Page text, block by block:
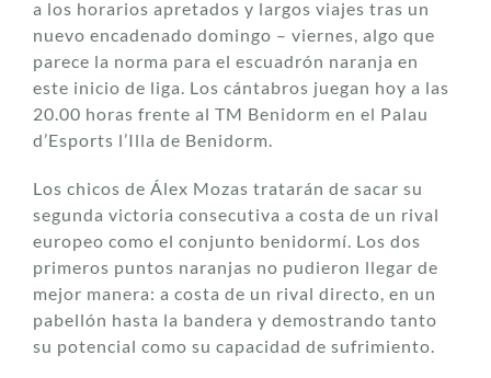
a los horarios apretados y largos viajes tras un
nuevo encadenado domingo – viernes, algo que
parece la norma para el escuadrón naranja en
este inicio de liga. Los cántabros juegan hoy a las
20.00 horas frente al TM Benidorm en el Palau
d’Esports l’Illa de Benidorm.
Los chicos de Álex Mozas tratarán de sacar su
segunda victoria consecutiva a costa de un rival
europeo como el conjunto benidormí. Los dos
primeros puntos naranjas no pudieron llegar de
mejor manera: a costa de un rival directo, en un
pabellón hasta la bandera y demostrando tanto
su potencial como su capacidad de sufrimiento.